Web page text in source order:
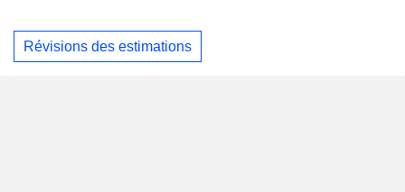
Révisions des estimations